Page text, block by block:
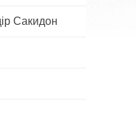
Сакидон